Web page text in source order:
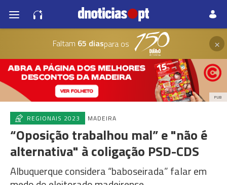
Faltam 65 diaspara os ×
PUB
REGIONAIS 2023 MADEIRA
“Oposição trabalhou mal” e "não é
alternativa" à coligação PSD-CDS
Albuquerque considera “baboseirada” falar em